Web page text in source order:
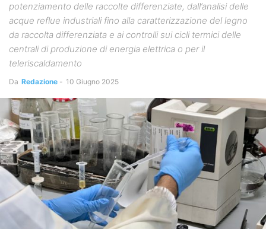
potenziamento delle raccolte differenziate, dall’analisi delle
acque reflue industriali fino alla caratterizzazione del legno
da raccolta differenziata e ai controlli sui cicli termici delle
centrali di produzione di energia elettrica o per il
teleriscaldamento
Da Redazione - 10 Giugno 2025